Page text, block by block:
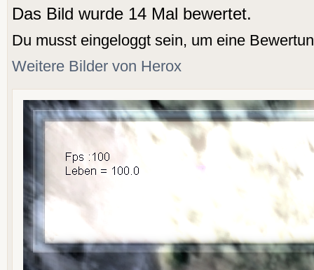
Das Bild wurde 14 Mal bewertet.
Du musst eingeloggt sein, um eine
Weitere Bilder von Herox